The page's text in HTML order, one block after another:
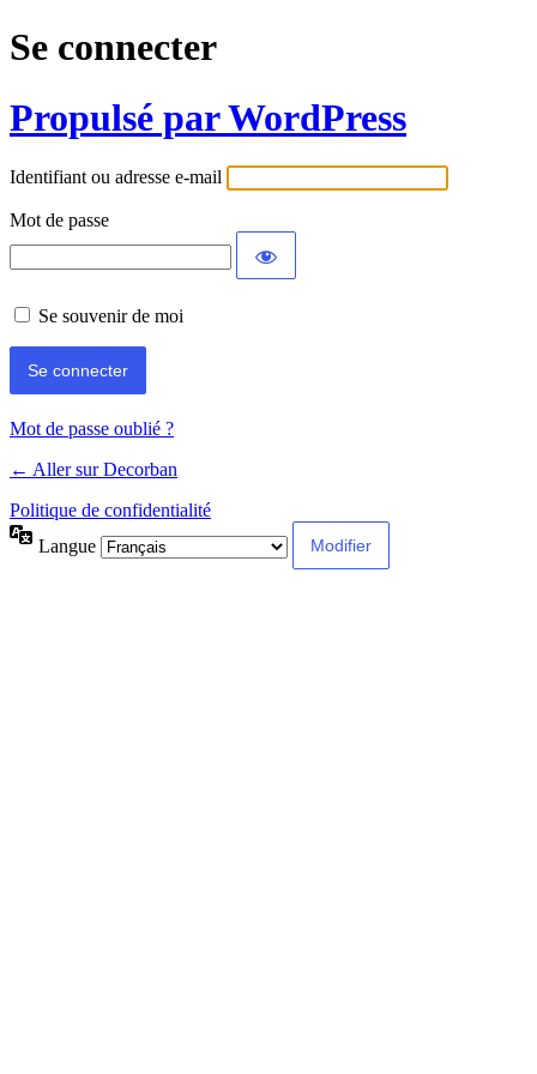
Se connecter
Propulsé par WordPress
Identifiant ou adresse e-mail
Mot de passe
Se souvenir de moi
Mot de passe oublié ?
← Aller sur Decorban
Politique de confidentialité
Langue